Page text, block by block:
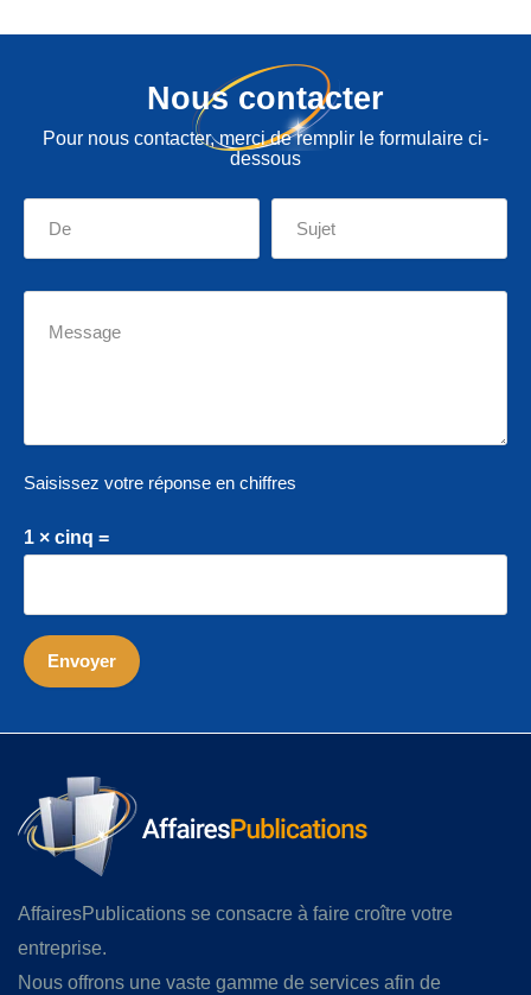
Nous contacter
Pour nous contacter, merci de remplir le formulaire ci-
dessous
Saisissez votre réponse en chiffres
1 × cinq =
AffairesPublications se consacre à faire croître votre
entreprise.
Nous offrons une vaste gamme de services afin de